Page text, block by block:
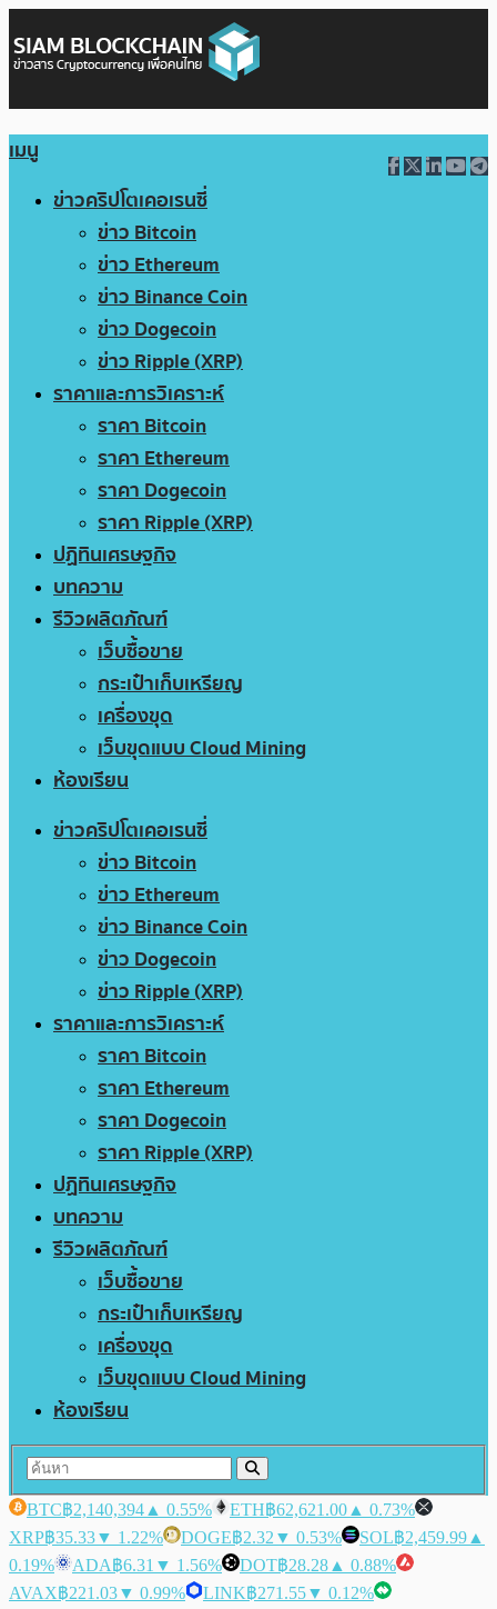
เมนู
ข่าวคริปโตเคอเรนซี่
ข่าว Bitcoin
ข่าว Ethereum
ข่าว Binance Coin
ข่าว Dogecoin
ข่าว Ripple (XRP)
ราคาและการวิเคราะห์
ราคา Bitcoin
ราคา Ethereum
ราคา Dogecoin
ราคา Ripple (XRP)
ปฏิทินเศรษฐกิจ
บทความ
รีวิวผลิตภัณฑ์
เว็บซื้อขาย
กระเป๋าเก็บเหรียญ
เครื่องขุด
เว็บขุดแบบ Cloud Mining
ห้องเรียน
ข่าวคริปโตเคอเรนซี่
ข่าว Bitcoin
ข่าว Ethereum
ข่าว Binance Coin
ข่าว Dogecoin
ข่าว Ripple (XRP)
ราคาและการวิเคราะห์
ราคา Bitcoin
ราคา Ethereum
ราคา Dogecoin
ราคา Ripple (XRP)
ปฏิทินเศรษฐกิจ
บทความ
รีวิวผลิตภัณฑ์
เว็บซื้อขาย
กระเป๋าเก็บเหรียญ
เครื่องขุด
เว็บขุดแบบ Cloud Mining
ห้องเรียน
BTC฿2,140,394 ▲ 0.55% ETH฿62,621.00 ▲ 0.73%
XRP฿35.33▼ 1.22% DOGE฿2.32 ▼ 0.53% SOL฿2,459.99 ▲
0.19%
ADA฿6.31 ▼ 1.56% DOT฿28.28 ▲ 0.88%
AVAX฿221.03▼ 0.99% LINK฿271.55▼ 0.12%